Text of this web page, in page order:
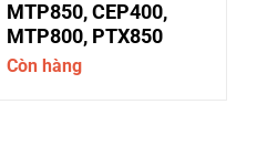
MTP850, CEP400,
MTP800, PTX850
Còn hàng